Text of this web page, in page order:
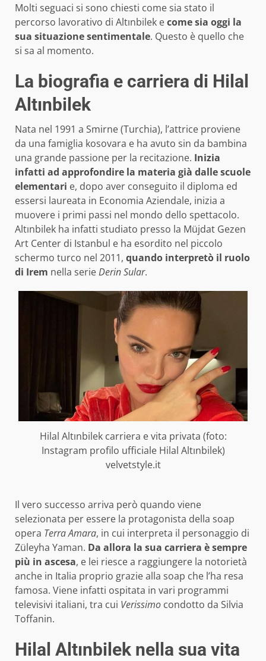
Molti seguaci si sono chiesti come sia stato il
percorso lavorativo di Altınbilek ecome sia oggi la
sua situazione sentimentale. Questo è quello che
si sa al momento.
La biografia e carriera di Hilal
Altınbilek
Nata nel 1991 a Smirne (Turchia), l’attrice proviene
da una famiglia kosovara e ha avuto sin da bambina
una grande passione per la recitazione. Inizia
infatti ad approfondire la materia già dalle scuole
elementari e, dopo aver conseguito il diploma ed
essersi laureata in Economia Aziendale, inizia a
muovere i primi passi nel mondo dello spettacolo.
Altınbilek ha infatti studiato presso la Müjdat Gezen
Art Center di Istanbul e ha esordito nel piccolo
schermo turco nel 2011, quando interpretò il ruolo
di Irem nella serieDerin Sular.
Hilal Altınbilek carriera e vita privata (foto:
Instagram profilo ufficiale Hilal Altınbilek)
velvetstyle.it
Il vero successo arriva però quando viene
selezionata per essere la protagonista della soap
opera Terra Amara, in cui interpreta il personaggio di
Züleyha Yaman. Da allora la sua carriera è sempre
più in ascesa, e lei riesce a raggiungere la notorietà
anche in Italia proprio grazie alla soap che l’ha resa
famosa. Viene infatti ospitata in vari programmi
televisivi italiani, tra cui Verissimo condotto da Silvia
Toffanin.
Hilal Altınbilek nella sua vita